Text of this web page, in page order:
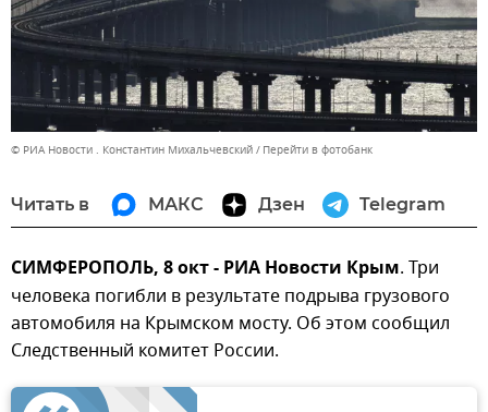
© РИА Новости . Константин Михальчевский Перейти в фотобанк
Читать в МАКС Дзен Telegram
СИМФЕРОПОЛЬ, 8 окт - РИА Новости Крым. Три
человека погибли в результате подрыва грузового
автомобиля на Крымском мосту. Об этом сообщил
Следственный комитет России.